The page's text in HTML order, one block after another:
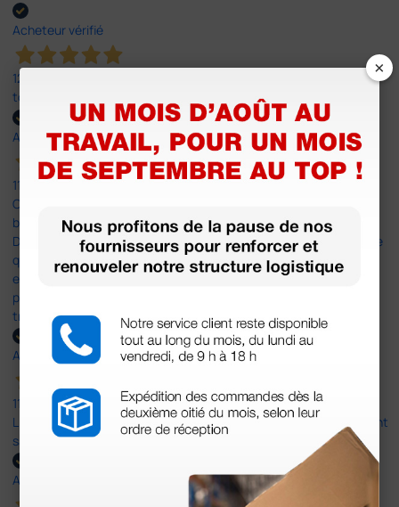
Acheteur vérifié
12 Mar 2025
tout a été parfait
Acheteur vérifié
11 Mar 2025
C'était un premier achat, simple (juste 3 feutres) et tout s'est
bien passé sauf la livraison (mais ce n'est pas la faute de
Doctorshop), car le livreur a laissé mon colis à un commerçant, ce
qu'il ne doit pas faire, et en plus, sans m'indiquer le commerçant
en question. Du coup j'ai dû me rendre dans divers commerces
pour retrouver mon colis. Ne prenez plus UPS comme
transporteur!
Acheteur vérifié
11 Mar 2025
Livraison rapide et conforme à ma commande. Je suis entièrement
satisfaite de cette transaction.
Acheteur vérifié
×